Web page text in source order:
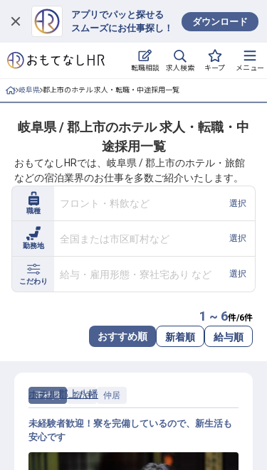
アプリでパッと探せる
スムーズにお仕事探し！
ダウンロード
転職相談 求人検索 キープ メニュー
ログイン
求人・施設を探す
就職・転職 合同説明会
おもてなしHRについて
ご利用の流れ
よくある質問
ホテル・宿泊業界情報コラム
転職サポートに申し込む
岐阜県 郡上市のホテル 求人・転職・中途採用一覧
岐阜県 / 郡上市のホテル 求人・転職・中
途採用一覧
おもてなしHRでは、岐阜県 / 郡上市のホテル・旅館
などの宿泊業界のお仕事を多数ご紹介いたします。
職種
フロント・料飲など 選択
勤務地
全国または市区町村など 選択
こだわり
給与・雇用形態・寮社宅あり など 選択
1 ~ 6件/6件
おすすめ順 新着順 給与順
正社員 宿泊 仲居
ホテル郡上八幡
未経験者歓迎！寮を完備しているので、新生活も
安心です